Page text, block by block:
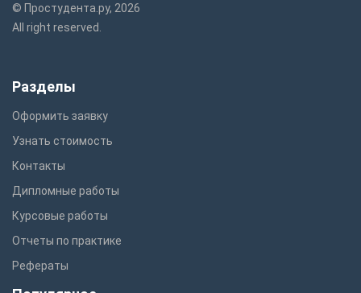
© Простудента.ру, 2026
All right reserved.
Разделы
Оформить заявку
Узнать стоимость
Контакты
Дипломные работы
Курсовые работы
Отчеты по практике
Рефераты